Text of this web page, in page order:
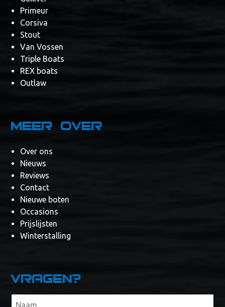
Primeur
Corsiva
Stout
Van Vossen
Triple Boats
REX boats
Outlaw
Meer over
Over ons
Nieuws
Reviews
Contact
Nieuwe boten
Occasions
Prijslijsten
Winterstalling
Vragen?